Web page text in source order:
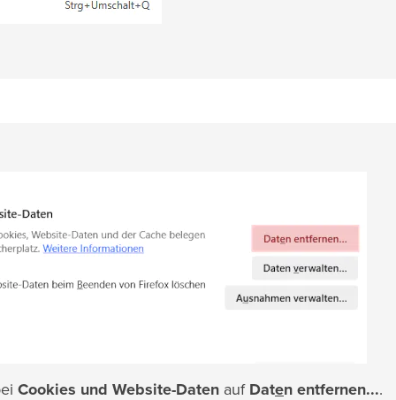
Cookies und Website-Daten aufDaten entfernen....